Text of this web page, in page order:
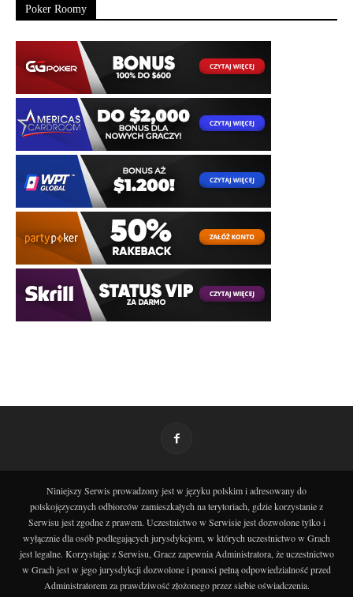
Poker Roomy
Niniejszy Serwis prowadzony jest w języku polskim i adresowany do
polskojęzycznych odbiorców zamieszkałych na terytoriach, gdzie korzystanie z
Serwisu jest zgodne z prawem. Uczestnictwo w Serwisie jest dozwolone tylko i
wyłącznie dla osób podlegających jurysdykcjom, w których uczestnictwo w Grach
jest legalne. Korzystając z Serwisu, Gracz zapewnia Administratora, że uczestnictwo
w Grach jest w jego jurysdykcji dozwolone i ponosi pełną odpowiedzialność przed
Administratorem za prawdziwość złożonego przez siebie oświadczenia.